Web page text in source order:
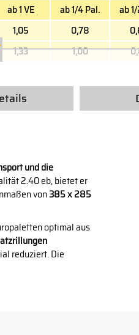
ab 1 VE ab 1/4 Pal. ab
1,05 0,78
1,33 1,00
und die
2.40 eb, bietet er
von385 x 285
optimal aus
reduziert. Die